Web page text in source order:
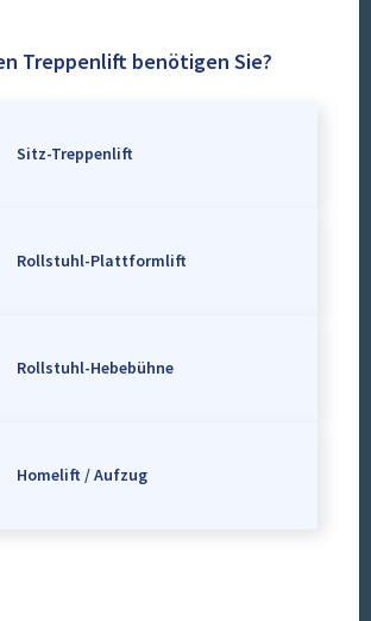
Treppenlift benötigen Sie?
Sitz-Treppenlift
Rollstuhl-Plattformlift
Rollstuhl-Hebebühne
Homelift / Aufzug